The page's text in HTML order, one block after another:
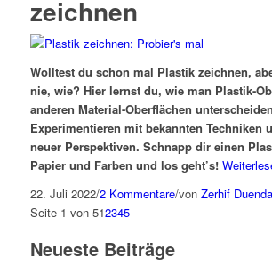
zeichnen
Wolltest du schon mal Plastik zeichnen,
nie, wie? Hier lernst du, wie man Plastik-
anderen Material-Oberflächen
Experimentieren mit bekannten Techniken
neuer Perspektiven. Schnapp dir einen
Papier und Farben und los geht’s!
22. Juli 2022/2 Kommentare/von Zerhif
Seite 1 von 512345
Neueste Beiträge